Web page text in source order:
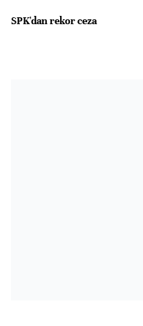
SPK'dan rekor ceza